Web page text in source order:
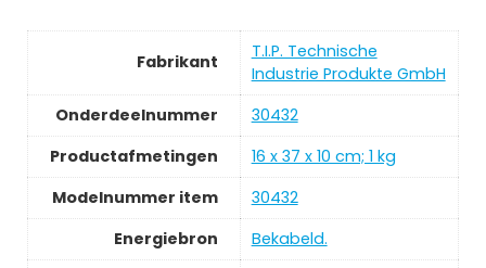
Fabrikant
‎T.I.P. Technische
Industrie Produkte GmbH
Onderdeelnummer
‎30432
Productafmetingen
‎16 x 37 x 10 cm; 1 kg
Modelnummer item
‎30432
Energiebron
‎Bekabeld.